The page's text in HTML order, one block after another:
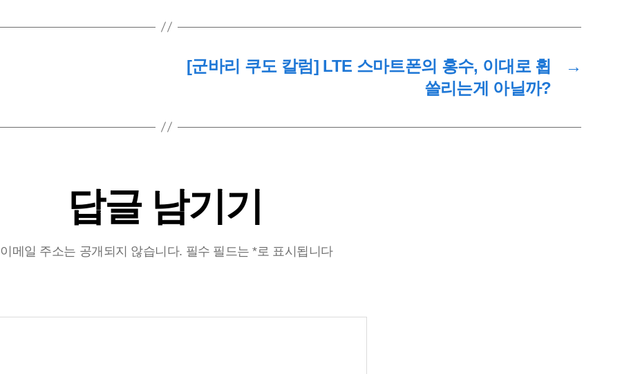
→
[군바리 쿠도 칼럼] LTE 스마트폰의 홍수, 이대로 휩
쓸리는게 아닐까?
답글 남기기
이메일 주소는 공개되지 않습니다. 필수 필드는*로 표시됩니다